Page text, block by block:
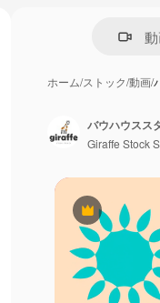
ホーム/ストック/動画/
Premium
バウハウスス
Giraffe Stock